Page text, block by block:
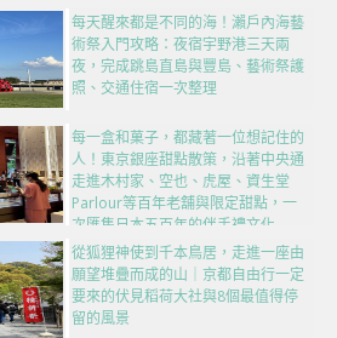
每天醒來都是不同的海！瀨戶內海藝
術祭入門攻略：夜宿宇野港三天兩
夜，完成跳島直島與豐島、藝術祭護
照、交通住宿一次整理
每一盒和菓子，都藏著一位想記住的
人！東京銀座甜點散策，沿著中央通
走進木村家、空也、虎屋、資生堂
Parlour等百年老舖與限定甜點，一
次匯集日本五百年的伴手禮文化
從狐狸神使到千本鳥居，走進一座由
願望堆疊而成的山｜京都自由行一定
要來的伏見稻荷大社與8個最值得停
留的風景